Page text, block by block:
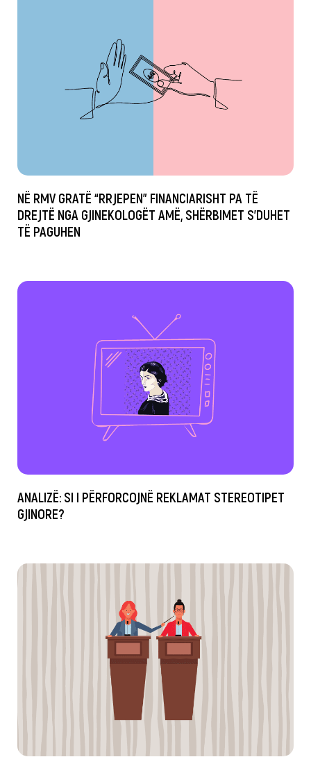
NË RMV GRATË “RRJEPEN” FINANCIARISHT PA TË
DREJTË NGA GJINEKOLOGËT AMË, SHËRBIMET S’DUHET
TË PAGUHEN
ANALIZË: SI I PËRFORCOJNË REKLAMAT STEREOTIPET
GJINORE?